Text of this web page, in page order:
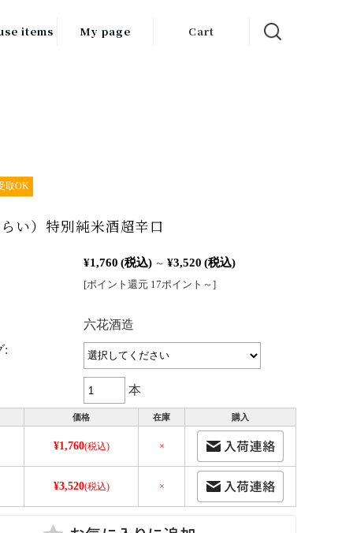
items
ン用品
器
My page Cart
取OK
い）特別純米酒超辛口
¥1,760 (税込) ～ ¥3,520 (税込)
[ポイント還元 17ポイント～]
六花酒造
:
本
価格 在庫 購入
¥1,760(税込) ×
¥3,520(税込) ×